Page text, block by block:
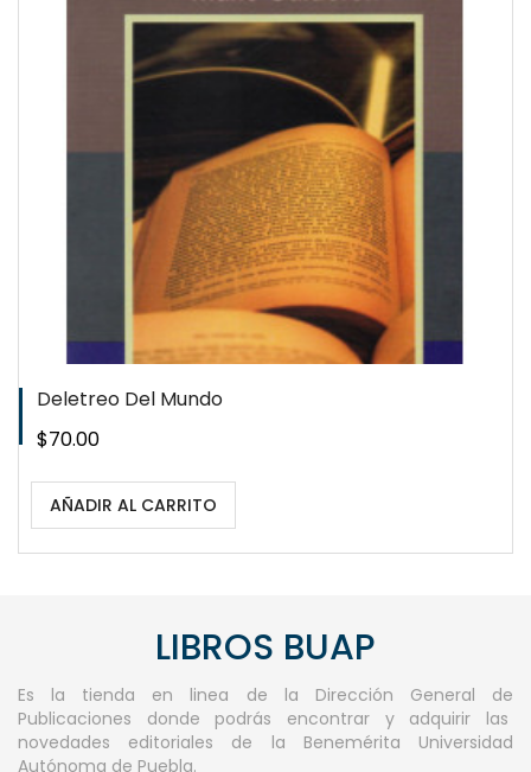
Deletreo Del Mundo
Precio
$70.00
AÑADIR AL CARRITO
QUICKVIEW
WISHLIST
LIBROS BUAP
Es la tienda en linea de la Dirección General de
Publicaciones donde podrás encontrar y adquirir las
novedades editoriales de la Benemérita Universidad
Autónoma de Puebla.